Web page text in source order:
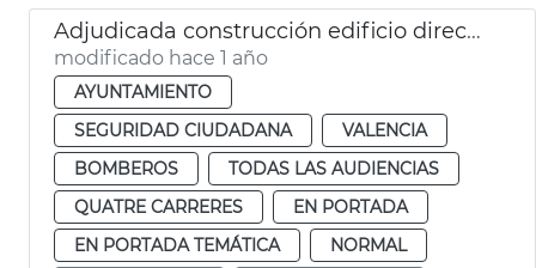
Adjudicada construcción edificio dirección bomberos València
modificado hace 1 año
AYUNTAMIENTO
SEGURIDAD CIUDADANA
VALENCIA
BOMBEROS
TODAS LAS AUDIENCIAS
QUATRE CARRERES
EN PORTADA
EN PORTADA TEMÁTICA
NORMAL